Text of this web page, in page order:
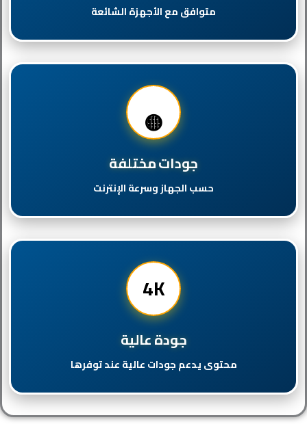
متوافق مع الأجهزة الشائعة
🟡
جودات مختلفة
حسب الجهاز وسرعة الإنترنت
4K
جودة عالية
محتوى يدعم جودات عالية عند توفرها